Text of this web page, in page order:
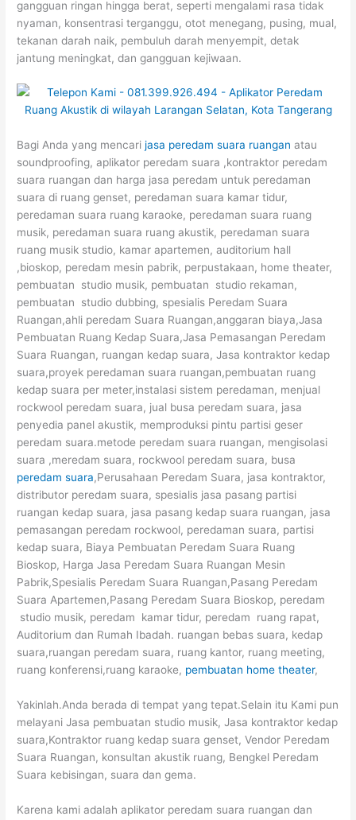
gangguan ringan hingga berat, seperti mengalami rasa tidak
nyaman, konsentrasi terganggu, otot menegang, pusing, mual,
tekanan darah naik, pembuluh darah menyempit, detak
jantung meningkat, dan gangguan kejiwaan.
Bagi Anda yang mencarijasa peredam suara ruangan atau
soundproofing, aplikator peredam suara ,kontraktor peredam
suara ruangan dan harga jasa peredam untuk peredaman
suara di ruang genset, peredaman suara kamar tidur,
peredaman suara ruang karaoke, peredaman suara ruang
musik, peredaman suara ruang akustik, peredaman suara
ruang musik studio, kamar apartemen, auditorium hall
,bioskop, peredam mesin pabrik, perpustakaan, home theater,
pembuatan studio musik, pembuatan studio rekaman,
pembuatan studio dubbing, spesialis Peredam Suara
Ruangan,ahli peredam Suara Ruangan,anggaran biaya,Jasa
Pembuatan Ruang Kedap Suara,Jasa Pemasangan Peredam
Suara Ruangan, ruangan kedap suara, Jasa kontraktor kedap
suara,proyek peredaman suara ruangan,pembuatan ruang
kedap suara per meter,instalasi sistem peredaman, menjual
rockwool peredam suara, jual busa peredam suara, jasa
penyedia panel akustik, memproduksi pintu partisi geser
peredam suara.metode peredam suara ruangan, mengisolasi
suara ,meredam suara, rockwool peredam suara, busa
peredam suara,Perusahaan Peredam Suara, jasa kontraktor,
distributor peredam suara, spesialis jasa pasang partisi
ruangan kedap suara, jasa pasang kedap suara ruangan, jasa
pemasangan peredam rockwool, peredaman suara, partisi
kedap suara, Biaya Pembuatan Peredam Suara Ruang
Bioskop, Harga Jasa Peredam Suara Ruangan Mesin
Pabrik,Spesialis Peredam Suara Ruangan,Pasang Peredam
Suara Apartemen,Pasang Peredam Suara Bioskop, peredam
studio musik, peredam kamar tidur, peredam ruang rapat,
Auditorium dan Rumah Ibadah. ruangan bebas suara, kedap
suara,ruangan peredam suara, ruang kantor, ruang meeting,
ruang konferensi,ruang karaoke, pembuatan home theater,
Yakinlah.Anda berada di tempat yang tepat.Selain itu Kami pun
melayani Jasa pembuatan studio musik, Jasa kontraktor kedap
suara,Kontraktor ruang kedap suara genset, Vendor Peredam
Suara Ruangan, konsultan akustik ruang, Bengkel Peredam
Suara kebisingan, suara dan gema.
Karena kami adalah aplikator peredam suara ruangan dan